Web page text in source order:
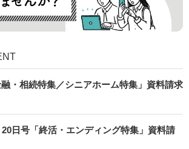
・相続特集／シニアホーム特集」資料請求
日号「終活・エンディング特集」資料請